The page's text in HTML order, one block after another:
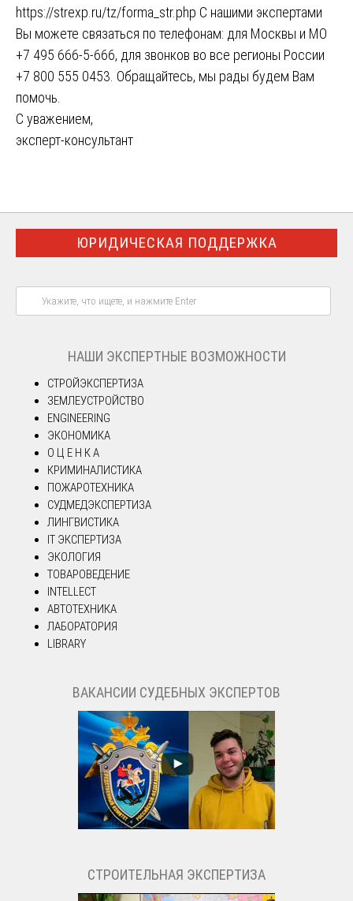
https://strexp.ru/tz/forma_str.php С нашими экспертами
Вы можете связаться по телефонам: для Москвы и МО
+7 495 666-5-666, для звонков во все регионы России
+7 800 555 0453. Обращайтесь, мы рады будем Вам
помочь.
С уважением,
эксперт-консультант
ЮРИДИЧЕСКАЯ ПОДДЕРЖКА
НАШИ ЭКСПЕРТНЫЕ ВОЗМОЖНОСТИ
СТРОЙЭКСПЕРТИЗА
ЗЕМЛЕУСТРОЙСТВО
ENGINEERING
ЭКОНОМИКА
О Ц Е Н К А
КРИМИНАЛИСТИКА
ПОЖАРОТЕХНИКА
СУДМЕДЭКСПЕРТИЗА
ЛИНГВИСТИКА
IT ЭКСПЕРТИЗА
ЭКОЛОГИЯ
ТОВАРОВЕДЕНИЕ
INTELLECT
АВТОТЕХНИКА
ЛАБОРАТОРИЯ
LIBRARY
ВАКАНСИИ СУДЕБНЫХ ЭКСПЕРТОВ
СТРОИТЕЛЬНАЯ ЭКСПЕРТИЗА